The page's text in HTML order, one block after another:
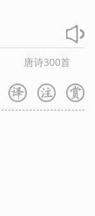
唐诗300首